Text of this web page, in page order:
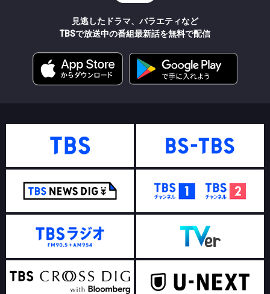
見逃したドラマ、バラエティなど
TBSで放送中の番組最新話を無料で配信